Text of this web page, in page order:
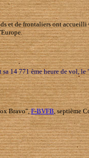
et de frontaliers ont
sa 14 771 ème heure de vol,
Bravo",F-BVFB, septième